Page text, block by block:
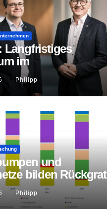
Langfristiges
im
erwartet
Philipp
und
bilden Rückgrat
Wärmeversorgung
Philipp